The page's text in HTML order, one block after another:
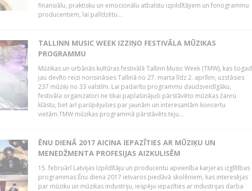
finansiālu, praktisku un emocionālu atbalstu izpildītājiem un fonogrammu
producentiem, lai palīdzētu...
TALLINN MUSIC WEEK IZZIŅO FESTIVĀLA MŪZIKAS
PROGRAMMU
Mūzikas un urbānās kultūras festivālā Tallinn Music Week (TMW), kas šogad
jau devīto reizi norisināsies Tallinā no 27. marta līdz 2. aprīlim, uzstāsies
237 mūziķi no 33 valstīm. Lai padarītu programmu daudzveidīgāku,
festivāla organizatori ne tikai paplašinājuši pārstāvēto mūzikas žanru
klāstu, bet arī parūpējušies par jaunām un interesantām koncertu
vietām.TMW mūzikas programmā pārstāvēts teju...
ĒNU DIENĀ 2017 AICINA IEPAZĪTIES AR MŪZIĶU UN
MENEDŽMENTA PROFESIJAS AIZKULISĒM
15. februārī Latvijas Izpildītāju un producentu apvienība karjeras izglītības
programmas Ēnu diena 2017 ietvaros piedāvā skolēniem, kas interesējas
par mūziku un mūzikas industriju, iespēju iepazīties ar industrijas darba